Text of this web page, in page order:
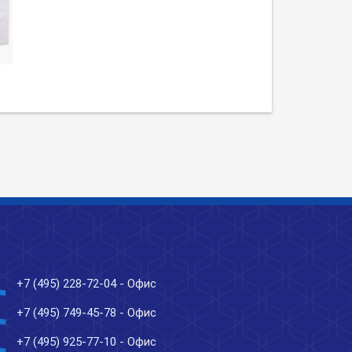
+7 (495) 228-72-04- Офис
+7 (495) 749-45-78 - Офис
+7 (495) 925-77-10 - Офис